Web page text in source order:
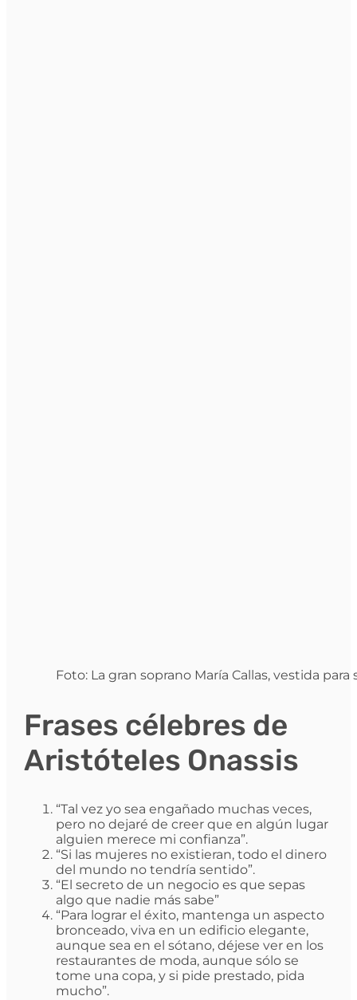
Foto: La gran soprano María Callas, vestida
Frases célebres de
Aristóteles Onassis
“Tal vez yo sea engañado muchas veces,
pero no dejaré de creer que en algún lugar
alguien merece mi confianza”.
“Si las mujeres no existieran, todo el dinero
del mundo no tendría sentido”.
“El secreto de un negocio es que sepas
algo que nadie más sabe”
“Para lograr el éxito, mantenga un aspecto
bronceado, viva en un edificio elegante,
aunque sea en el sótano, déjese ver en los
restaurantes de moda, aunque sólo se
tome una copa, y si pide prestado, pida
mucho”.